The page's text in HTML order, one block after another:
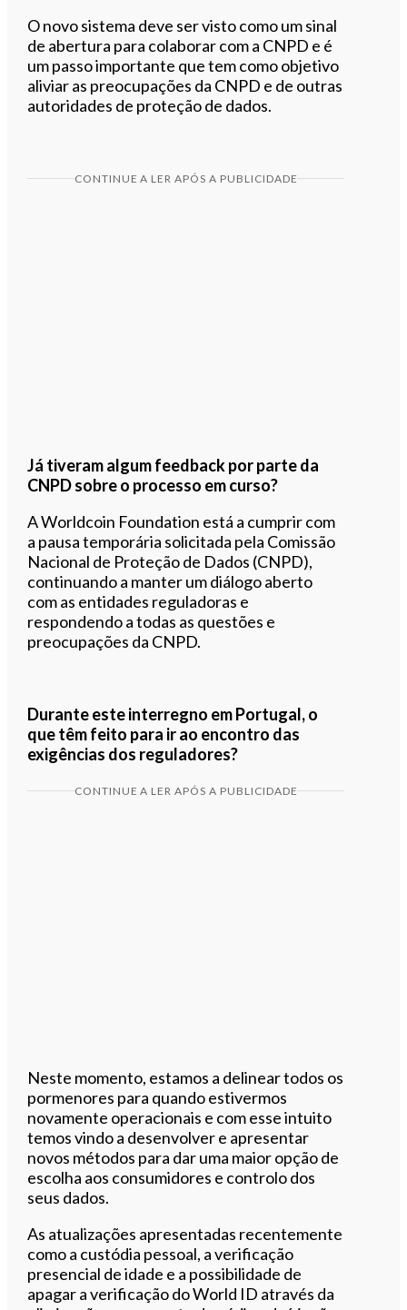
O novo sistema deve ser visto como um sinal
de abertura para colaborar com a CNPD e é
um passo importante que tem como objetivo
aliviar as preocupações da CNPD e de outras
autoridades de proteção de dados.
CONTINUE A LER APÓS A PUBLICIDADE
Já tiveram algum feedback por parte da
CNPD sobre o processo em curso?
A Worldcoin Foundation está a cumprir com
a pausa temporária solicitada pela Comissão
Nacional de Proteção de Dados (CNPD),
continuando a manter um diálogo aberto
com as entidades reguladoras e
respondendo a todas as questões e
preocupações da CNPD.
Durante este interregno em Portugal, o
que têm feito para ir ao encontro das
exigências dos reguladores?
CONTINUE A LER APÓS A PUBLICIDADE
Neste momento, estamos a delinear todos os
pormenores para quando estivermos
novamente operacionais e com esse intuito
temos vindo a desenvolver e apresentar
novos métodos para dar uma maior opção de
escolha aos consumidores e controlo dos
seus dados.
As atualizações apresentadas recentemente
como a custódia pessoal, a verificação
presencial de idade e a possibilidade de
apagar a verificação do World ID através da